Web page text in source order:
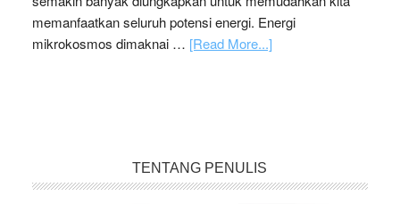
memanfaatkan seluruh potensi energi. Energi
mikrokosmos dimaknai … [Read More...]
TENTANG PENULIS